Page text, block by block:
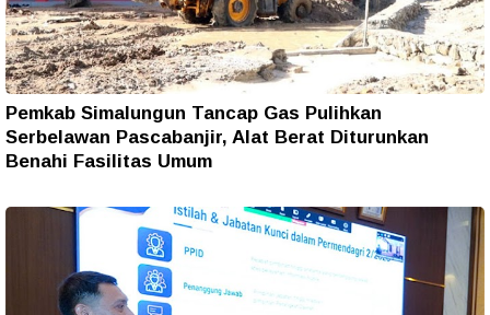
Pemkab Simalungun Tancap Gas Pulihkan
Serbelawan Pascabanjir, Alat Berat Diturunkan
Benahi Fasilitas Umum